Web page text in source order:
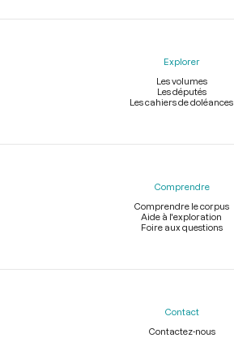
Explorer
Les volumes
Les députés
Les cahiers de doléances
Comprendre
Comprendre le corpus
Aide à l'exploration
Foire aux questions
Contact
Contactez-nous